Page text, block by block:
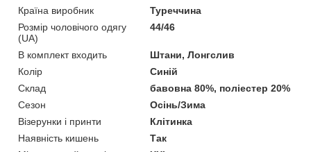
Країна виробник
Туреччина
Розмір чоловічого одягу
(UA)
44/46
В комплект входить
Штани, Лонгслив
Колір
Синій
Склад
бавовна 80%, поліестер 20%
Сезон
Осінь/Зима
Візерунки і принти
Клітинка
Наявність кишень
Так